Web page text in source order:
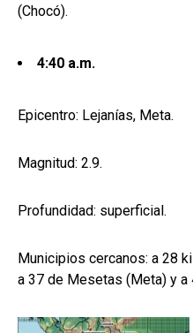
(Chocó).
4:40 a.m.
Epicentro: Lejanías, Meta.
Magnitud: 2.9.
Profundidad: superficial.
Municipios cercanos: a 28
a 37 de Mesetas (Meta) y a